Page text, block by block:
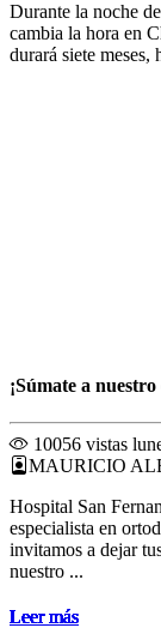
Leer más
Leer más
Durante la noche
cambia la hora en
durará siete meses,
Leer más
¡Súmate a
10056 vistas
MAURICIO
Hospital San
especialista en
invitamos a dejar
nuestro ...
Leer más
Leer más
Leer más
Leer más
Leer más
Leer más
Leer más
Leer más
Leer más